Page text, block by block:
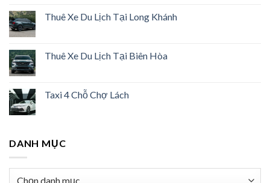
Thuê Xe Du Lịch Tại Long Khánh
Thuê Xe Du Lịch Tại Biên Hòa
Taxi 4 Chỗ Chợ Lách
DANH MỤC